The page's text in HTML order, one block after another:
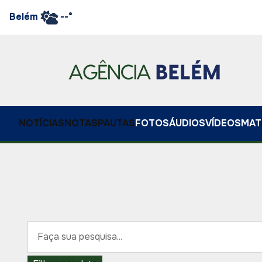
Belém --°
NOTÍCIASNOTASPAUTASFOTOSÁUDIOSVÍDEOS